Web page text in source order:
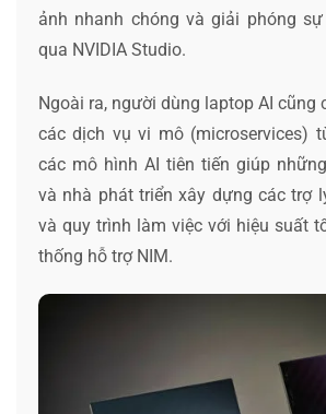
ảnh nhanh chóng và giải phóng
qua NVIDIA Studio.
Ngoài ra, người dùng laptop AI cũng
các dịch vụ vi mô (microservices)
các mô hình AI tiên tiến giúp
và nhà phát triển xây dựng các trợ
và quy trình làm việc với hiệu suất
thống hỗ trợ NIM.